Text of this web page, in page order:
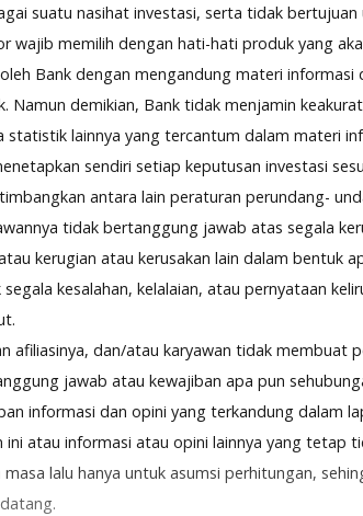
suatu nasihat investasi, serta tidak
wajib memilih dengan hati-hati produk yang
Bank dengan mengandung materi
Namun demikian, Bank tidak menjamin
lainnya yang tercantum dalam materi
sendiri setiap keputusan investasi
antara lain peraturan perundang-
tidak bertanggung jawab atas segala
kerugian atau kerusakan lain dalam bentuk
kesalahan, kelalaian, atau pernyataan
afiliasinya, dan/atau karyawan tidak membuat
jawab atau kewajiban apa pun
informasi dan opini yang terkandung dalam
atau informasi atau opini lainnya yang tetap
lalu hanya untuk asumsi perhitungan,